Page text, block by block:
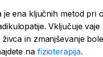
je ena ključnih metod pri
Vključuje vaje
živca in zmanjševanje
na fizioterapija.